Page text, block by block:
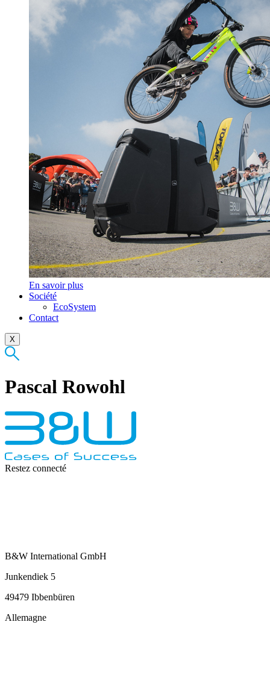
En savoir plus
Société
EcoSystem
Contact
X
Pascal Rowohl
Restez connecté
B&W International GmbH
Junkendiek 5
49479 Ibbenbüren
Allemagne